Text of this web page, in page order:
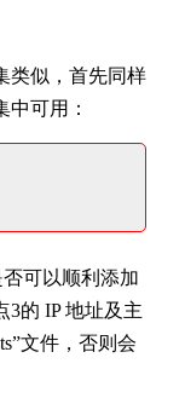
类似，首先同样
可用：
否可以顺利添加
3的 IP 地址及主
文件，否则会